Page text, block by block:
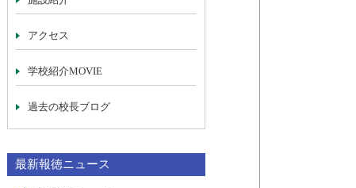
アクセス
学校紹介MOVIE
過去の校長ブログ
最新報徳ニュース